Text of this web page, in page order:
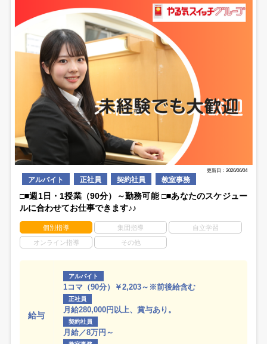
更新日：2026/06/04
アルバイト 正社員 契約社員 教室事務
□■週1日・1授業（90分）～勤務可能 □■あなたのスケジュー
ルに合わせてお仕事できます♪♪
個別指導 集団指導 自立学習
オンライン指導 その他
給与
アルバイト
1コマ（90分）￥2,203～※前後給含む
正社員
月給280,000円以上、賞与あり。
契約社員
月給／8万円～